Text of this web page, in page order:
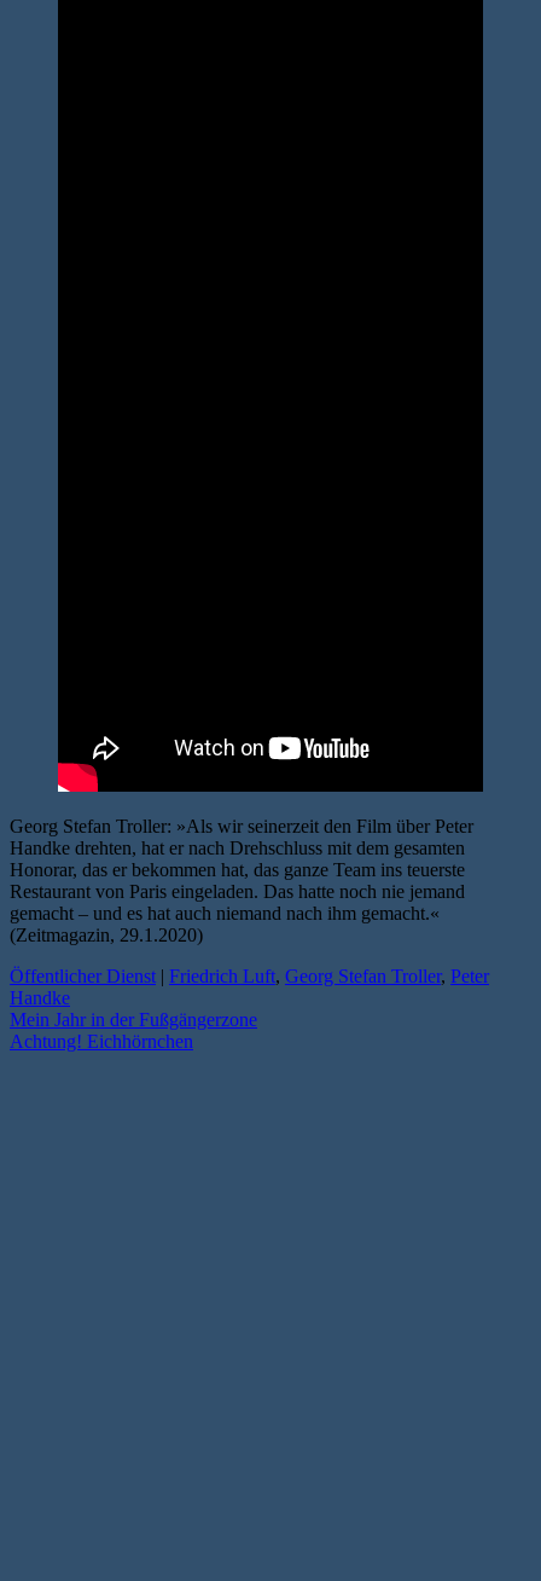
Georg Stefan Troller: »Als wir seinerzeit den Film über Peter
Handke drehten, hat er nach Drehschluss mit dem gesamten
Honorar, das er bekommen hat, das ganze Team ins teuerste
Restaurant von Paris eingeladen. Das hatte noch nie jemand
gemacht – und es hat auch niemand nach ihm gemacht.«
(Zeitmagazin, 29.1.2020)
Öffentlicher Dienst | Friedrich Luft, Georg Stefan Troller, Peter
Handke
Mein Jahr in der Fußgängerzone
Achtung! Eichhörnchen